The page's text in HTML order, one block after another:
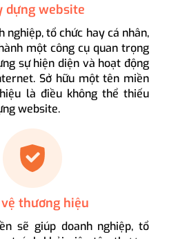
dựng website
nghiệp, tổ chức hay cá nhân,
một công cụ quan trọng
sự hiện diện và hoạt động
Sở hữu một tên miền
là điều không thể thiếu
website.
vệ thương hiệu
sẽ giúp doanh nghiệp, tổ